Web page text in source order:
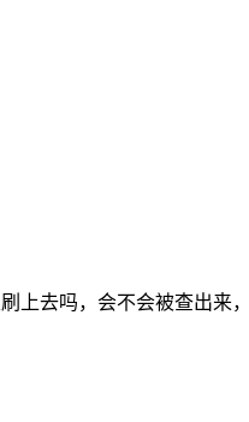
上去吗，会不会被查出来